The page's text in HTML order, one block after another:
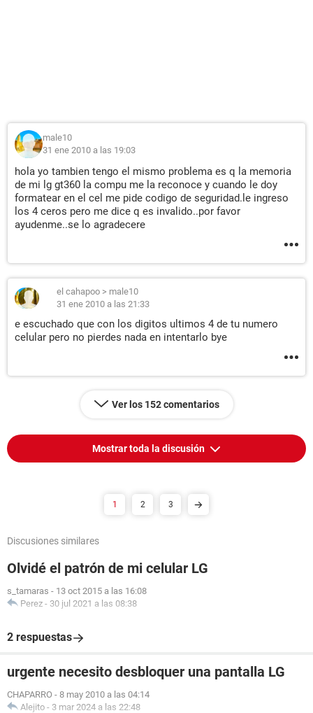
male10
31 ene 2010 a las 19:03
hola yo tambien tengo el mismo problema es q la memoria
de mi lg gt360 la compu me la reconoce y cuando le doy
formatear en el cel me pide codigo de seguridad.le ingreso
los 4 ceros pero me dice q es invalido..por favor
ayudenme..se lo agradecere
el cahapoo > male10
31 ene 2010 a las 21:33
e escuchado que con los digitos ultimos 4 de tu numero
celular pero no pierdes nada en intentarlo bye
Ver los 152 comentarios
Mostrar toda la discusión
1 2 3
Discusiones similares
Olvidé el patrón de mi celular LG
s_tamaras - 13 oct 2015 a las 16:08
Perez - 30 jul 2021 a las 08:38
2 respuestas
urgente necesito desbloquer una pantalla LG
CHAPARRO - 8 may 2010 a las 04:14
Alejito - 3 mar 2024 a las 22:48